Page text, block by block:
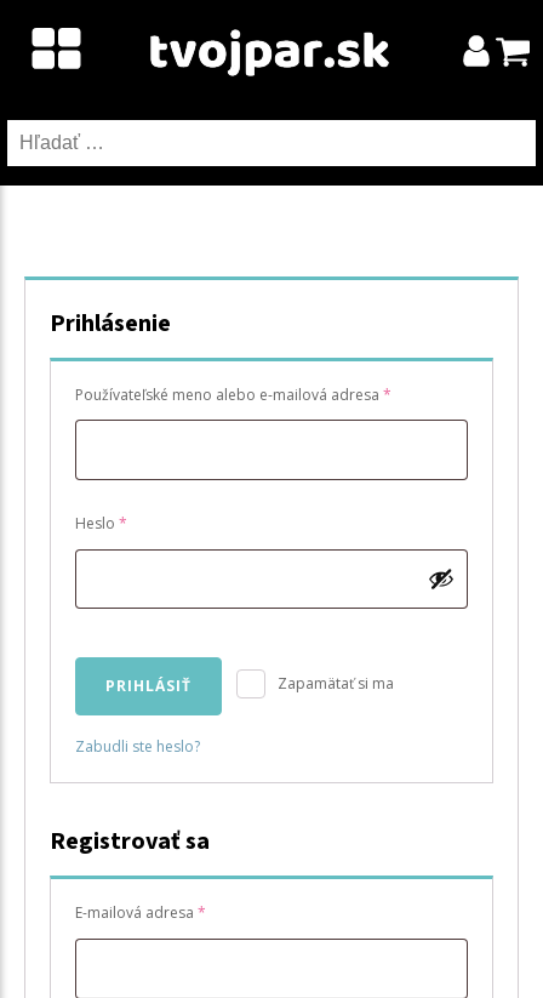
Hľadať:
Prihlásenie
Používateľské meno alebo e-mailová adresa *
Heslo *
Zapamätať si ma
PRIHLÁSIŤ
Zabudli ste heslo?
Registrovať sa
E-mailová adresa *